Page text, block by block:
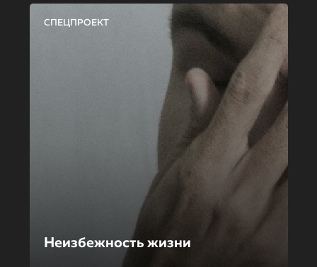
СПЕЦПРОЕКТ
Неизбежность жизни